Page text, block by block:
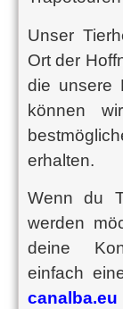
Unser
Ort der
die unsere
können
erhalten.
Wenn du
werden
deine
einfach
canalba.eu